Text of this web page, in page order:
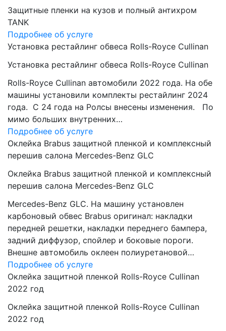
Защитные пленки на кузов и полный антихром
TANK
Подробнее об услуге
Установка рестайлинг обвеса Rolls-Royce Cullinan
Установка рестайлинг обвеса Rolls-Royce Cullinan
Rolls-Royce Cullinan автомобили 2022 года. На обе
машины установили комплекты рестайлинг 2024
года. C 24 года на Ролсы внесены изменения. По
мимо больших внутренних…
Подробнее об услуге
Оклейка Brabus защитной пленкой и комплексный
перешив салона Mercedes-Benz GLC
Оклейка Brabus защитной пленкой и комплексный
перешив салона Mercedes-Benz GLC
Mercedes-Benz GLC. На машину установлен
карбоновый обвес Brabus оригинал: накладки
передней решетки, накладки переднего бампера,
задний диффузор, спойлер и боковые пороги.
Внешне автомобиль оклеен полиуретановой…
Подробнее об услуге
Оклейка защитной пленкой Rolls-Royce Cullinan
2022 год
Оклейка защитной пленкой Rolls-Royce Cullinan
2022 год